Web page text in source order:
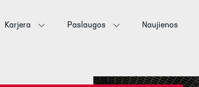
Karjera Paslaugos Naujienos